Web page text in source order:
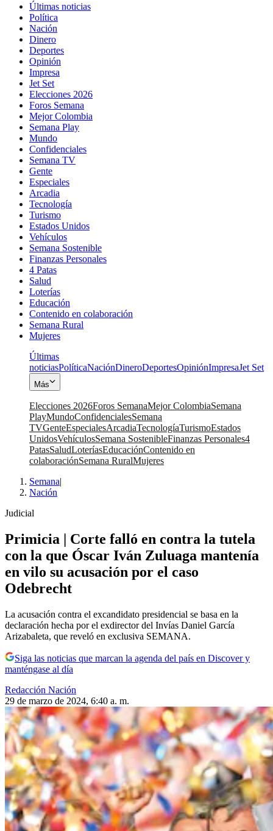
Últimas noticias
Política
Nación
Dinero
Deportes
Opinión
Impresa
Jet Set
Elecciones 2026
Foros Semana
Mejor Colombia
Semana Play
Mundo
Confidenciales
Semana TV
Gente
Especiales
Arcadia
Tecnología
Turismo
Estados Unidos
Vehículos
Semana Sostenible
Finanzas Personales
4 Patas
Salud
Loterías
Educación
Contenido en colaboración
Semana Rural
Mujeres
Últimas
noticiasPolíticaNaciónDineroDeportesOpiniónImpresaJet Set
Más
Elecciones 2026Foros SemanaMejor ColombiaSemana
PlayMundoConfidencialesSemana
TVGenteEspecialesArcadiaTecnologíaTurismoEstados
UnidosVehículosSemana SostenibleFinanzas Personales4
PatasSaludLoteríasEducaciónContenido en
colaboraciónSemana RuralMujeres
Semana|
Nación
Judicial
Primicia | Corte falló en contra la tutela
con la que Óscar Iván Zuluaga mantenía
en vilo su acusación por el caso
Odebrecht
La acusación contra el excandidato presidencial se basa en la
declaración hecha por el exdirector del Invías Daniel García
Arizabaleta, que reveló en exclusiva SEMANA.
Siga las noticias que marcan la agenda del país en Discover y
manténgase al día
Redacción Nación
29 de marzo de 2024, 6:40 a. m.